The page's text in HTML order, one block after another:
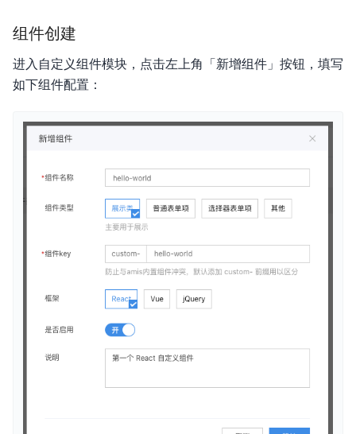
操作指南
数据模型
API对接
应用搭建
BPM引擎
视频教程
组件创建
进入自定义组件模块，点击左上角「新增组件」按钮，填写
如下组件配置：